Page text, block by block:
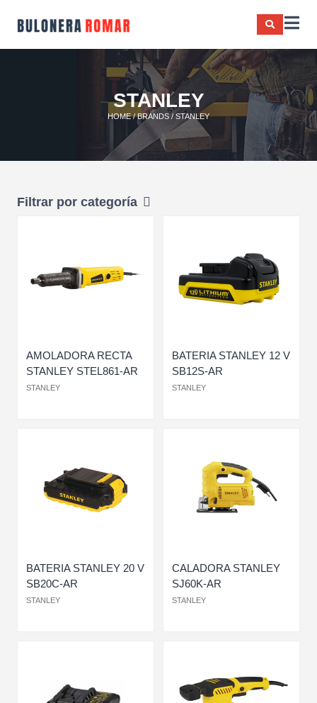
STANLEY
HOME/BRANDS/ STANLEY
Filtrar por categoría
AMOLADORA RECTA
STANLEY STEL861-AR
STANLEY
BATERIA STANLEY 12 V
SB12S-AR
STANLEY
BATERIA STANLEY 20 V
SB20C-AR
STANLEY
CALADORA STANLEY
SJ60K-AR
STANLEY